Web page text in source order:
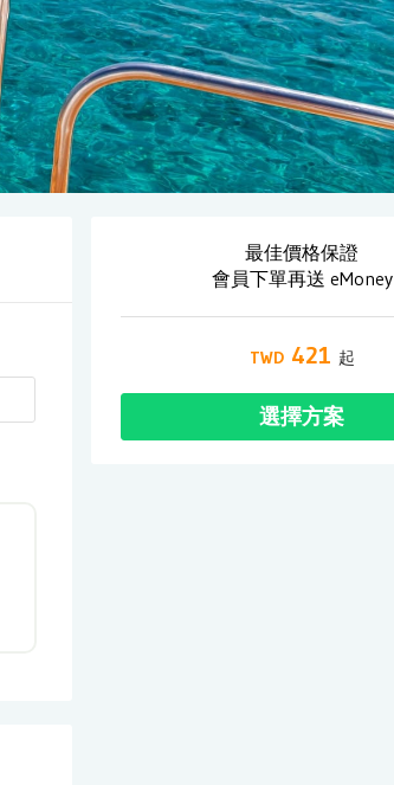
最佳價格保證
會員下單再送 eMoney
421
選擇方案